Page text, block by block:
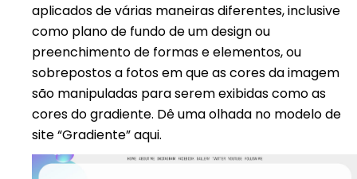
aplicados de várias maneiras diferentes, inclusive
como plano de fundo de um design ou
preenchimento de formas e elementos, ou
sobrepostos a fotos em que as cores da imagem
são manipuladas para serem exibidas como as
cores do gradiente. Dê uma olhada no modelo de
site “Gradiente” aqui.